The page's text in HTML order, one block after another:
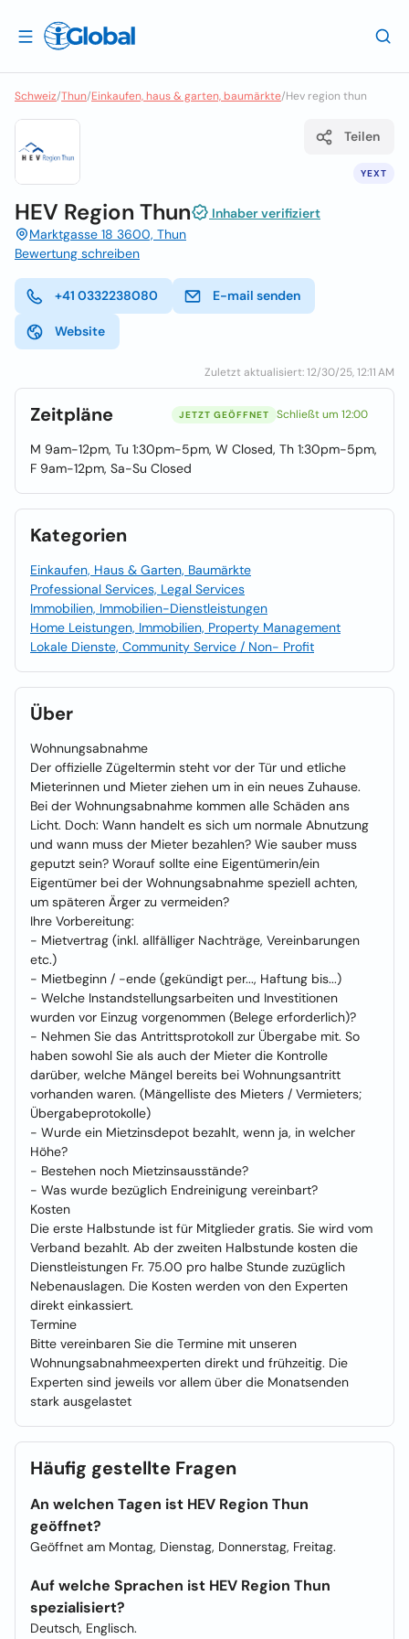
Schweiz/Thun/Einkaufen, haus & garten, baumärkte/Hev region thun
YEXT
Teilen
HEV Region Thun
Inhaber verifiziert
Marktgasse 18 3600, Thun
Bewertung schreiben
+41 0332238080 E-mail senden
Website
Zuletzt aktualisiert: 12/30/25, 12:11 AM
Zeitpläne JETZT GEÖFFNET Schließt um 12:00
M 9am-12pm, Tu 1:30pm-5pm, W Closed, Th 1:30pm-5pm,
F 9am-12pm, Sa-Su Closed
Kategorien
Einkaufen, Haus & Garten, Baumärkte
Professional Services, Legal Services
Immobilien, Immobilien-Dienstleistungen
Home Leistungen, Immobilien, Property Management
Lokale Dienste, Community Service / Non- Profit
Über
Wohnungsabnahme
Der offizielle Zügeltermin steht vor der Tür und etliche
Mieterinnen und Mieter ziehen um in ein neues Zuhause.
Bei der Wohnungsabnahme kommen alle Schäden ans
Licht. Doch: Wann handelt es sich um normale Abnutzung
und wann muss der Mieter bezahlen? Wie sauber muss
geputzt sein? Worauf sollte eine Eigentümerin/ein
Eigentümer bei der Wohnungsabnahme speziell achten,
um späteren Ärger zu vermeiden?
Ihre Vorbereitung:
- Mietvertrag (inkl. allfälliger Nachträge, Vereinbarungen
etc.)
- Mietbeginn / -ende (gekündigt per..., Haftung bis...)
- Welche Instandstellungsarbeiten und Investitionen
wurden vor Einzug vorgenommen (Belege erforderlich)?
- Nehmen Sie das Antrittsprotokoll zur Übergabe mit. So
haben sowohl Sie als auch der Mieter die Kontrolle
darüber, welche Mängel bereits bei Wohnungsantritt
vorhanden waren. (Mängelliste des Mieters / Vermieters;
Übergabeprotokolle)
- Wurde ein Mietzinsdepot bezahlt, wenn ja, in welcher
Höhe?
- Bestehen noch Mietzinsausstände?
- Was wurde bezüglich Endreinigung vereinbart?
Kosten
Die erste Halbstunde ist für Mitglieder gratis. Sie wird vom
Verband bezahlt. Ab der zweiten Halbstunde kosten die
Dienstleistungen Fr. 75.00 pro halbe Stunde zuzüglich
Nebenauslagen. Die Kosten werden von den Experten
direkt einkassiert.
Termine
Bitte vereinbaren Sie die Termine mit unseren
Wohnungsabnahmeexperten direkt und frühzeitig. Die
Experten sind jeweils vor allem über die Monatsenden
stark ausgelastet
Häufig gestellte Fragen
An welchen Tagen ist HEV Region Thun
geöffnet?
Geöffnet am Montag, Dienstag, Donnerstag, Freitag.
Auf welche Sprachen ist HEV Region Thun
spezialisiert?
Deutsch, Englisch.